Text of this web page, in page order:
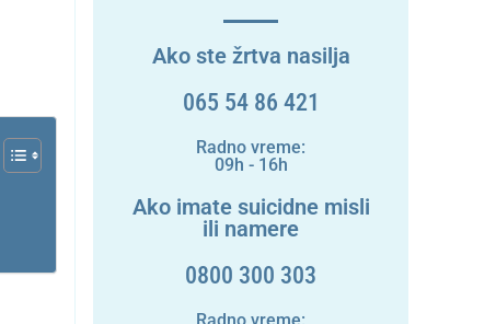
Ako ste žrtva nasilja
065 54 86 421
Radno vreme:
09h - 16h
Ako imate suicidne misli
ili namere
0800 300 303